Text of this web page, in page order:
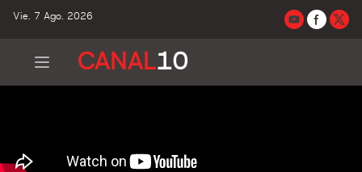
Vie. 7 Ago. 2026
CANAL10